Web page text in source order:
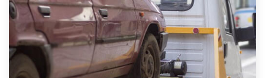
auto gratis ophalen in Oirsbeek. Neem telefonisch
contact op of maak een terugbelafspraak. Wilt u
direct een tweedehands auto onderdelen offerte
aanvragen? Dat kan via de Onderdelenlijn! Vul uw
kenteken in en druk op verzenden.